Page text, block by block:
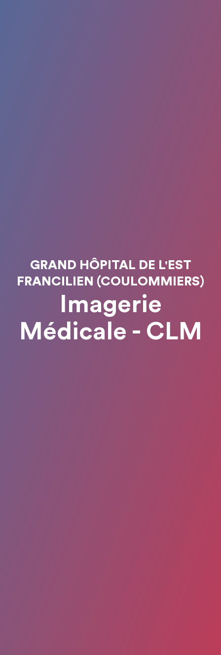
GRAND HÔPITAL DE L'EST
FRANCILIEN (COULOMMIERS)
Imagerie
Médicale - CLM